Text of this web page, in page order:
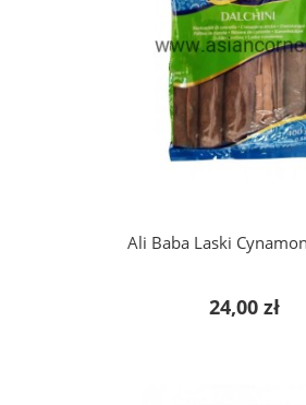
Ali Baba Laski
24,00 zł
do koszyka